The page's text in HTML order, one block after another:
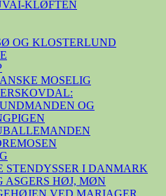
KLØFTEN
OG KLOSTERLUND
MOSELIG
OG
STENDYSSER I DANMARK
ASGERS HØJ, MØN
VED MARIAGER